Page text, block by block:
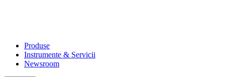
Produse
Instrumente & Servicii
Newsroom